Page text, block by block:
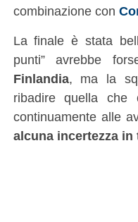
combinazione con
La finale è stata
punti” avrebbe
Finlandia, ma la
ribadire quella che
continuamente alle
alcuna incertezza